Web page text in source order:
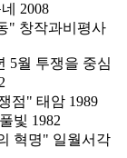
2008
" 창작과비평사
5월 투쟁을 중심
점" 태암 1989
빛 1982
혁명" 일월서각